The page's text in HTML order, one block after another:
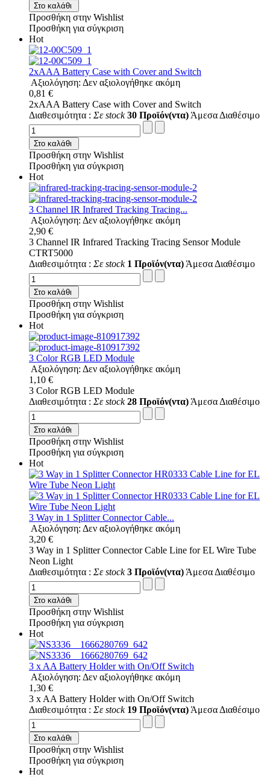
Στο καλάθι
Προσθήκη στην Wishlist
Προσθήκη για σύγκριση
Hot
2xAAA Battery Case with Cover and Switch
Αξιολόγηση: Δεν αξιολογήθηκε ακόμη
0,81 €
2xAAA Battery Case with Cover and Switch
Διαθεσιμότητα : Σε stock 30 Προϊόν(ντα) Άμεσα Διαθέσιμο
Στο καλάθι
Προσθήκη στην Wishlist
Προσθήκη για σύγκριση
Hot
3 Channel IR Infrared Tracking Tracing...
Αξιολόγηση: Δεν αξιολογήθηκε ακόμη
2,90 €
3 Channel IR Infrared Tracking Tracing Sensor Module
CTRT5000
Διαθεσιμότητα : Σε stock 1 Προϊόν(ντα) Άμεσα Διαθέσιμο
Στο καλάθι
Προσθήκη στην Wishlist
Προσθήκη για σύγκριση
Hot
3 Color RGB LED Module
Αξιολόγηση: Δεν αξιολογήθηκε ακόμη
1,10 €
3 Color RGB LED Module
Διαθεσιμότητα : Σε stock 28 Προϊόν(ντα) Άμεσα Διαθέσιμο
Στο καλάθι
Προσθήκη στην Wishlist
Προσθήκη για σύγκριση
Hot
3 Way in 1 Splitter Connector Cable...
Αξιολόγηση: Δεν αξιολογήθηκε ακόμη
3,20 €
3 Way in 1 Splitter Connector Cable Line for EL Wire Tube
Neon Light
Διαθεσιμότητα : Σε stock 3 Προϊόν(ντα) Άμεσα Διαθέσιμο
Στο καλάθι
Προσθήκη στην Wishlist
Προσθήκη για σύγκριση
Hot
3 x AA Battery Holder with On/Off Switch
Αξιολόγηση: Δεν αξιολογήθηκε ακόμη
1,30 €
3 x AA Battery Holder with On/Off Switch
Διαθεσιμότητα : Σε stock 19 Προϊόν(ντα) Άμεσα Διαθέσιμο
Στο καλάθι
Προσθήκη στην Wishlist
Προσθήκη για σύγκριση
Hot